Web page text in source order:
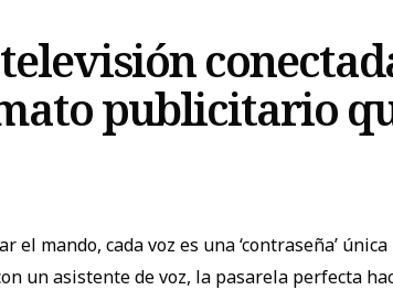
publicitario
mando, cada voz es una ‘contraseña’ única
un asistente de voz, la pasarela perfecta